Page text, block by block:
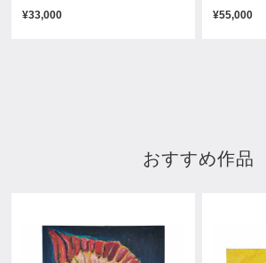
¥33,000
¥55,000
おすすめ作品